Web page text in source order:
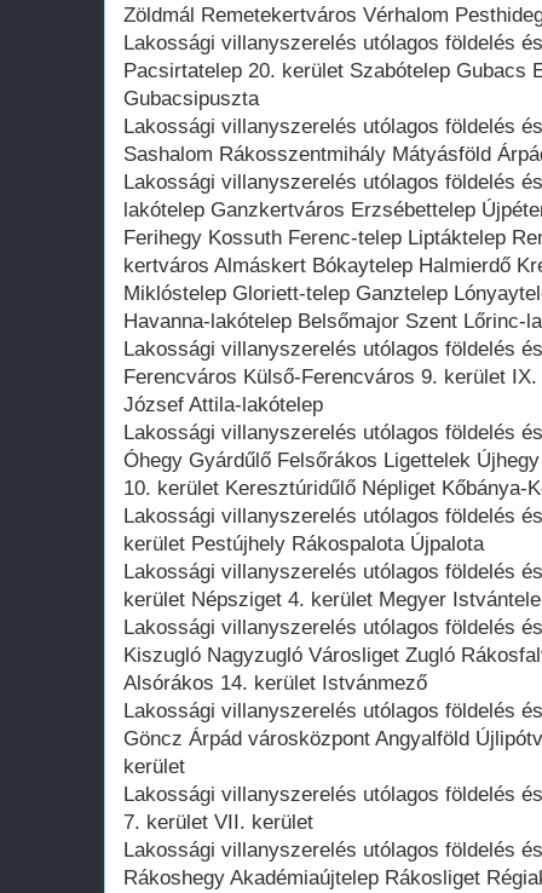
Zöldmál Remetekertváros Vérhalom
Lakossági villanyszerelés utólagos földelés
Pacsirtatelep 20. kerület Szabótelep Gubacs
Gubacsipuszta
Lakossági villanyszerelés utólagos földelés
Sashalom Rákosszentmihály Mátyásföld
Lakossági villanyszerelés utólagos földelés
lakótelep Ganzkertváros Erzsébettelep
Ferihegy Kossuth Ferenc-telep Liptáktelep
kertváros Almáskert Bókaytelep Halmierdő
Miklóstelep Gloriett-telep Ganztelep
Havanna-lakótelep Belsőmajor Szent Lőrinc-
Lakossági villanyszerelés utólagos földelés
Ferencváros Külső-Ferencváros 9. kerület
József Attila-lakótelep
Lakossági villanyszerelés utólagos földelés
Óhegy Gyárdűlő Felsőrákos Ligettelek
10. kerület Keresztúridűlő Népliget Kőbánya-
Lakossági villanyszerelés utólagos földelés
kerület Pestújhely Rákospalota Újpalota
Lakossági villanyszerelés utólagos földelés
kerület Népsziget 4. kerület Megyer
Lakossági villanyszerelés utólagos földelés
Kiszugló Nagyzugló Városliget Zugló
Alsórákos 14. kerület Istvánmező
Lakossági villanyszerelés utólagos földelés
Göncz Árpád városközpont Angyalföld
kerület
Lakossági villanyszerelés utólagos földelés
7. kerület VII. kerület
Lakossági villanyszerelés utólagos földelés
Rákoshegy Akadémiaújtelep Rákosliget